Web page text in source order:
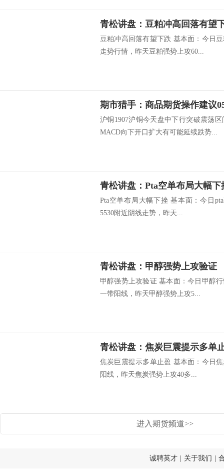
青松讲盘：豆粕冲高回落有望
豆粕冲高回落有望下跌 基本面：今日
走势行情，昨天豆粕强势上攻60...
期市猎手：商品期货操作建议
沪铜1907沪铜今天盘中下行突破震荡
MACD向下开口扩大有可能延续跌势...
青松讲盘：Pta空单布局大幅下
Pta空单布局大幅下挫 基本面：今日
5530附近阴线走势，昨天...
青松讲盘：甲醇强势上攻验证
甲醇强势上攻验证 基本面：今日甲醇
一带阳线，昨天甲醇强势上攻5...
青松讲盘：焦炭巨震提示多单
焦炭巨震提示多单止盈 基本面：今日
阳线，昨天焦炭强势上攻40多...
进入期货频道>>
诚聘英才 关于我们